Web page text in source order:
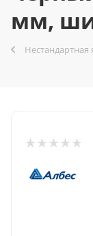
мм,
Нестандартная